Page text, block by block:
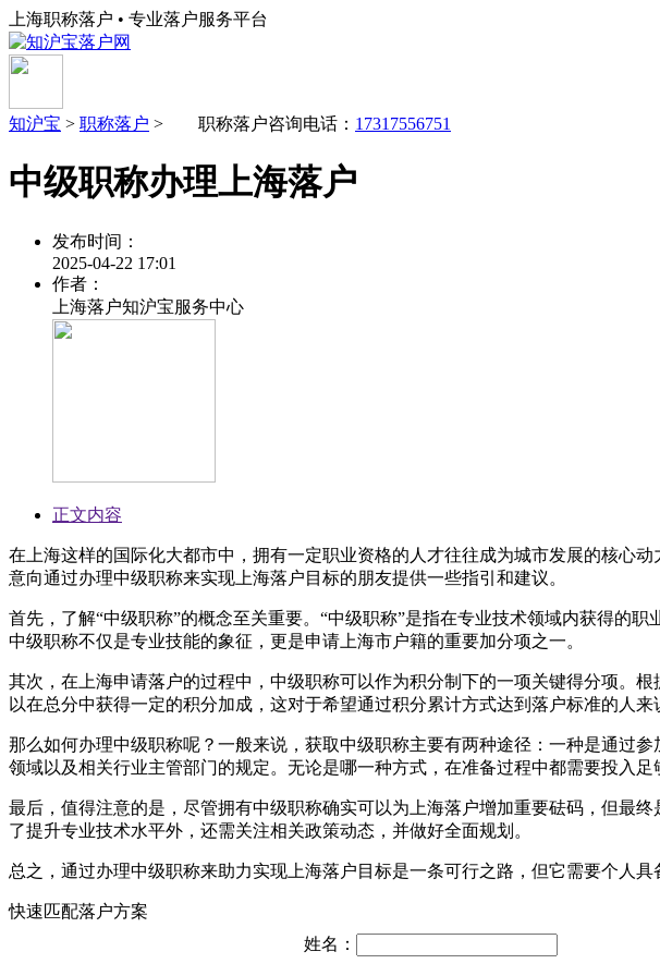
上海职称落户 • 专业落户服务平台
知沪宝 > 职称落户 > 职称落户咨询电话： 17317556751
中级职称办理上海落户
发布时间：
2025-04-22 17:01
作者：
上海落户知沪宝服务中心
正文内容
在上海这样的国际化大都市中，拥有一定职业资格的人才往往成为城市发展的核心
意向通过办理中级职称来实现上海落户目标的朋友提供一些指引和建议。
首先，了解“中级职称”的概念至关重要。“中级职称”是指在专业技术领域内获得的
中级职称不仅是专业技能的象征，更是申请上海市户籍的重要加分项之一。
其次，在上海申请落户的过程中，中级职称可以作为积分制下的一项关键得分项。
以在总分中获得一定的积分加成，这对于希望通过积分累计方式达到落户标准的人来
那么如何办理中级职称呢？一般来说，获取中级职称主要有两种途径：一种是通过
领域以及相关行业主管部门的规定。无论是哪一种方式，在准备过程中都需要投入
最后，值得注意的是，尽管拥有中级职称确实可以为上海落户增加重要砝码，但最
了提升专业技术水平外，还需关注相关政策动态，并做好全面规划。
总之，通过办理中级职称来助力实现上海落户目标是一条可行之路，但它需要个人
快速匹配落户方案
姓名：